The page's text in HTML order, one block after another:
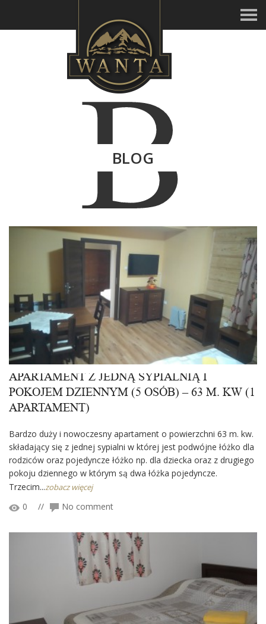
B
BLOG
APARTAMENT Z JEDNĄ SYPIALNIĄ I
POKOJEM DZIENNYM (5 OSÓB) – 63 M. KW (1
APARTAMENT)
Bardzo duży i nowoczesny apartament o powierzchni 63 m. kw.
składający się z jednej sypialni w której jest podwójne łóżko dla
rodziców oraz pojedyncze łóżko np. dla dziecka oraz z drugiego
pokoju dziennego w którym są dwa łóżka pojedyncze.
Trzecim...zobacz więcej
0 // No comment